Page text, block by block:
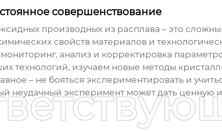
совершенствование
производных из расплава – это
свойств материалов и
анализ и корректировка
технологий, изучаем новые методы
– не бояться экспериментировать и
неудачный эксперимент может дать